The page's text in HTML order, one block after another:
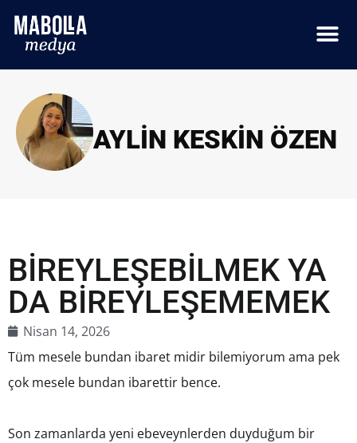
AYLIN KESKIN ÖZEN
BİREYLEŞEBİLMEK YA
DA BİREYLEŞEMEMEK
Nisan 14, 2026
Tüm mesele bundan ibaret midir bilemiyorum ama pek
çok mesele bundan ibarettir bence.
Son zamanlarda yeni ebeveynlerden duyduğum bir